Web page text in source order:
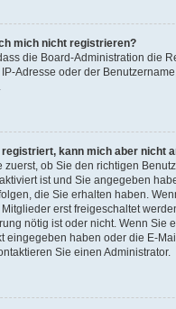
mich nicht registrieren?
die Board-Administration die
Adresse oder der
registriert, kann mich aber nicht
zuerst, ob Sie den richtigen
aktiviert ist und Sie angegeben
die Sie erhalten haben.
erst freigeschaltet
nötig ist oder nicht. Wenn Sie
eingegeben haben oder die E-
Sie einen Administrator.